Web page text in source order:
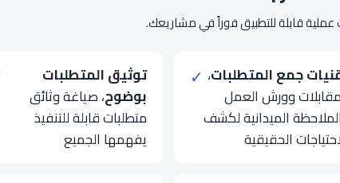
عملية قابلة للتطبيق فوراً في مشاريعك.
✓ جمع المتطلبات،
وورش العمل
الميدانية لكشف
الحقيقية
توثيق المتطلبات
بوضوح، صياغة وثائق
متطلبات قابلة للتنفيذ
يفهمها الجميع